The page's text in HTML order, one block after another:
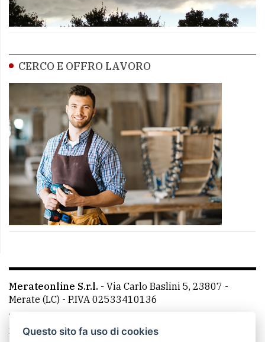
CERCO E OFFRO LAVORO
Merateonline S.r.l. - Via Carlo Baslini 5, 23807 -
Merate (LC) - P.IVA 02533410136
Telefono:
mail: redazione@merateonline.it
Questo sito fa uso di cookies